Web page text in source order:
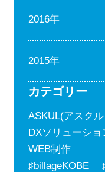
2016年
2015年
カテゴリー
ASKUL(アスクル
DXソリューショ
WEB制作
♯billageKOBE